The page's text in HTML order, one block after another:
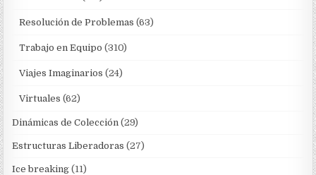
Resolución de Problemas (63)
Trabajo en Equipo (310)
Viajes Imaginarios (24)
Virtuales (62)
Dinámicas de Colección (29)
Estructuras Liberadoras (27)
Ice breaking (11)